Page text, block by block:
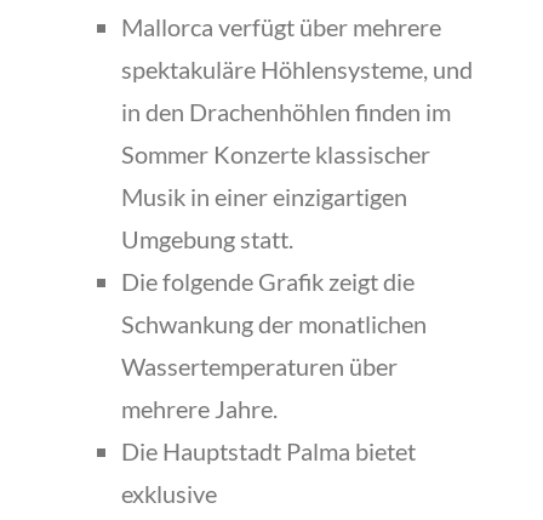
Mallorca verfügt über mehrere
spektakuläre Höhlensysteme, und
in den Drachenhöhlen finden im
Sommer Konzerte klassischer
Musik in einer einzigartigen
Umgebung statt.
Die folgende Grafik zeigt die
Schwankung der monatlichen
Wassertemperaturen über
mehrere Jahre.
Die Hauptstadt Palma bietet
exklusive